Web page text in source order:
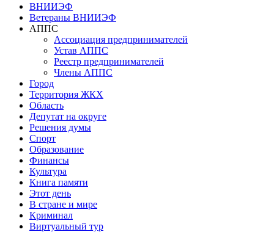
ВНИИЭФ
Ветераны ВНИИЭФ
АППС
Ассоциация предпринимателей
Устав АППС
Реестр предпринимателей
Члены АППС
Город
Территория ЖКХ
Область
Депутат на округе
Решения думы
Спорт
Образование
Финансы
Культура
Книга памяти
Этот день
В стране и мире
Криминал
Виртуальный тур